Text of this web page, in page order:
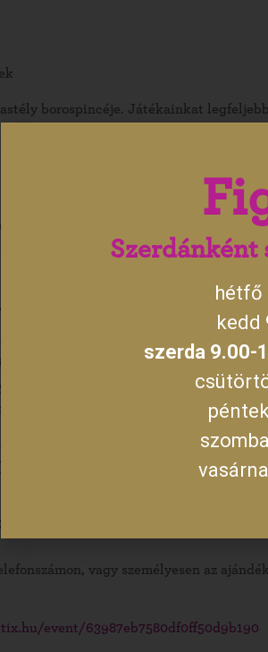
borospincéje. Játékainkat
ajándékboltban, vagy telefonon a +36
váltsd meg a jegyedet pénztárunkban a
a pénztárhoz, de persze
fog, hogy megtaláld a játék
előtt hónapokkal is megteheted, de
online megvásárolt
épp ezért nem elég megvenned,
mivel ő tudja, mikor jönne).
szabadulószobába érvényes belépőt,
218 telefonszámon, hogy
NEM ELÉG MEGVENNED A JEGYED,
vagy személyesen az
event/63987eb7580df0ff50d9b190
Szerdánként
hétfő
kedd
szerda 9.00-